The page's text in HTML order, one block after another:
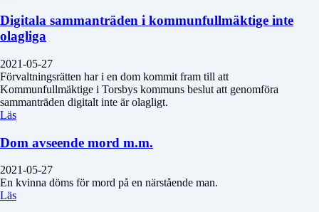
Digitala sammanträden i kommunfullmäktige inte
olagliga
2021-05-27
Förvaltningsrätten har i en dom kommit fram till att
Kommunfullmäktige i Torsbys kommuns beslut att genomföra
sammanträden digitalt inte är olagligt.
Läs
Dom avseende mord m.m.
2021-05-27
En kvinna döms för mord på en närstående man.
Läs